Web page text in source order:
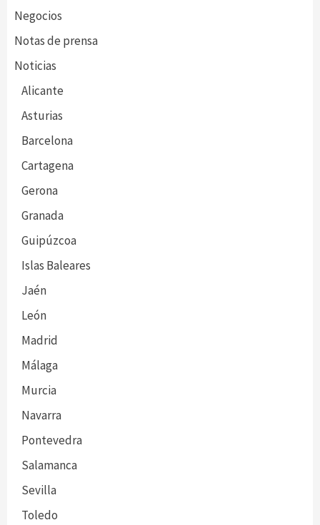
Negocios
Notas de prensa
Noticias
Alicante
Asturias
Barcelona
Cartagena
Gerona
Granada
Guipúzcoa
Islas Baleares
Jaén
León
Madrid
Málaga
Murcia
Navarra
Pontevedra
Salamanca
Sevilla
Toledo